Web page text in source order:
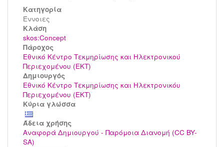
Κατηγορία
Έννοιες
Kλάση
skos:Concept
Πάροχος
Εθνικό Κέντρο Τεκμηρίωσης και Ηλεκτρονικού
Περιεχομένου (ΕΚΤ)
Δημιουργός
Εθνικό Κέντρο Τεκμηρίωσης και Ηλεκτρονικόυ
Περιεχομένου (ΕΚΤ)
Κύρια γλώσσα
Άδεια χρήσης
Αναφορά Δημιουργού - Παρόμοια Διανομή (CC BY-
SA)